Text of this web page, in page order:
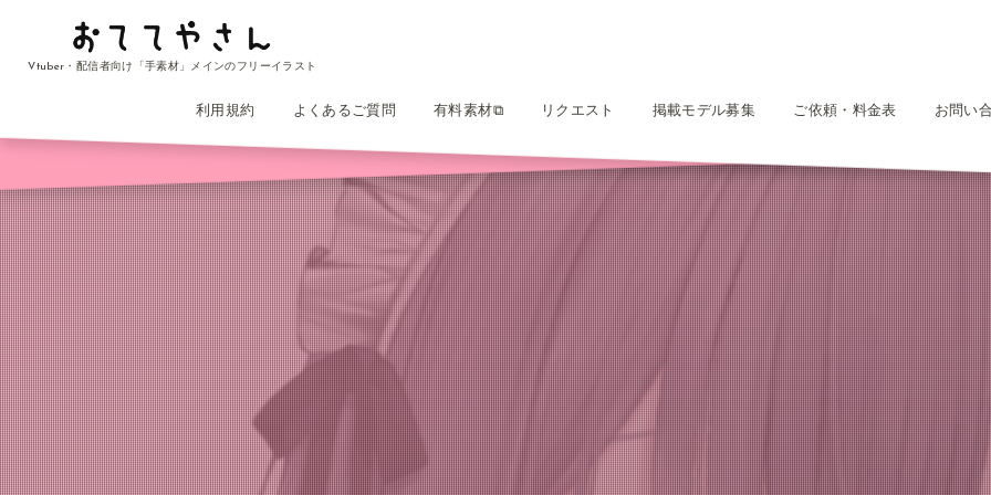
Vtuber・配信者向け「手素材」メインのフリーイラスト
利用規約 よくあるご質問 有料素材⧉ リクエスト 掲載モデル募集 ご依頼・料金表 お問い